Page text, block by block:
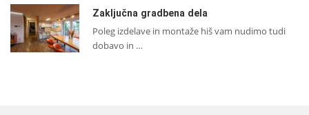
Zaključna gradbena dela
Poleg izdelave in montaže hiš vam nudimo tudi
dobavo in …